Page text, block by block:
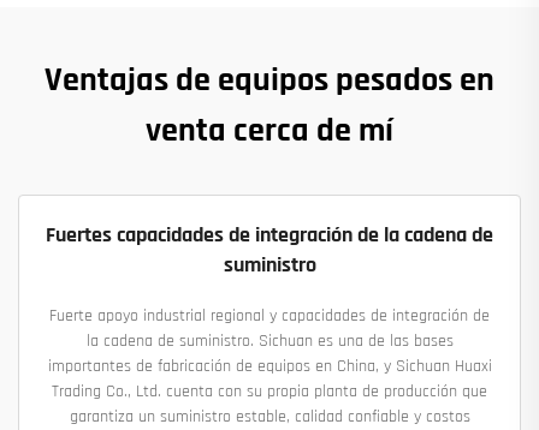
Ventajas de equipos pesados en
venta cerca de mí
Fuertes capacidades de integración de la cadena de
suministro
Fuerte apoyo industrial regional y capacidades de integración de
la cadena de suministro. Sichuan es una de las bases
importantes de fabricación de equipos en China, y Sichuan Huaxi
Trading Co., Ltd. cuenta con su propia planta de producción que
garantiza un suministro estable, calidad confiable y costos